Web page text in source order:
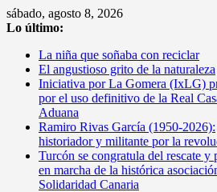
Saltar
al
sábado, agosto 8, 2026
Lo último:
La niña que soñaba con reciclar
El angustioso grito de la naturaleza
Iniciativa por La Gomera (IxLG)
por el uso definitivo de la Real
Aduana
Ramiro Rivas García (1950-2026):
historiador y militante por la
Turcón se congratula del rescate y
en marcha de la histórica
Solidaridad Canaria